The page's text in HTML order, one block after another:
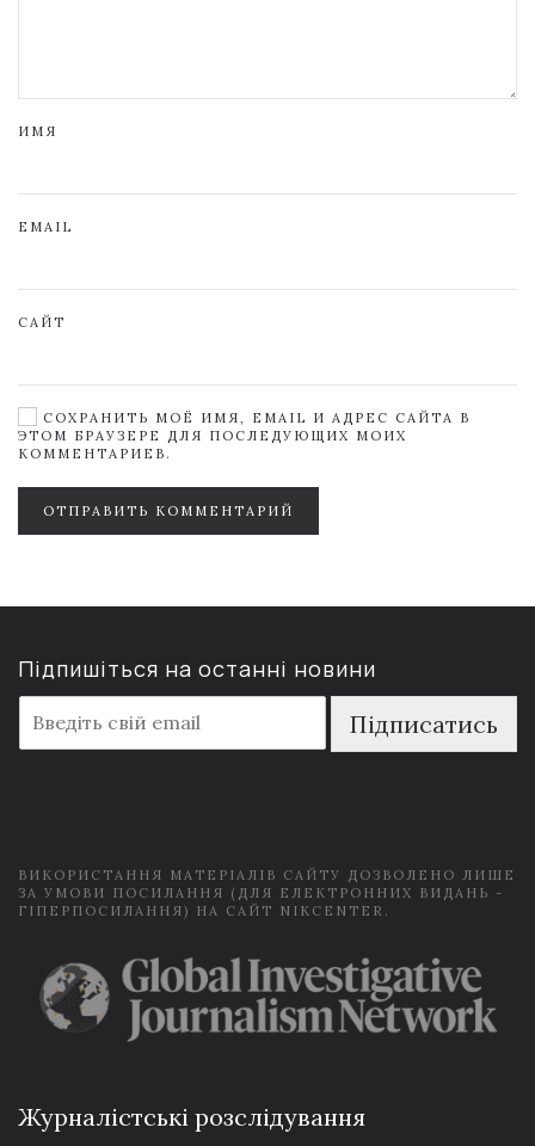
ИМЯ
EMAIL
САЙТ
СОХРАНИТЬ МОЁ ИМЯ, EMAIL И АДРЕС САЙТА В
ЭТОМ БРАУЗЕРЕ ДЛЯ ПОСЛЕДУЮЩИХ МОИХ
КОММЕНТАРИЕВ.
ОТПРАВИТЬ КОММЕНТАРИЙ
Підпишіться на останні новини
m
a
Підписатись
ВИКОРИСТАННЯ МАТЕРІАЛІВ САЙТУ ДОЗВОЛЕНО ЛИШЕ
ЗА УМОВИ ПОСИЛАННЯ (ДЛЯ ЕЛЕКТРОННИХ ВИДАНЬ -
ГІПЕРПОСИЛАННЯ) НА САЙТ NIKCENTER.
Журналістські розслідування